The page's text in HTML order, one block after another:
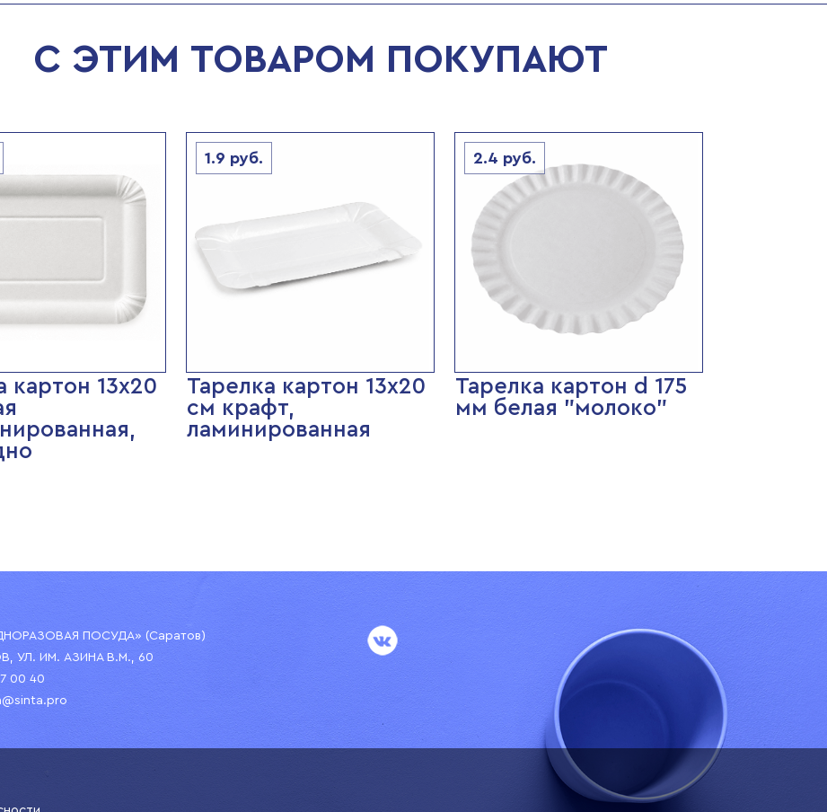
С ЭТИМ ТОВАРОМ ПОКУПАЮТ
картон 13х20
1.9 руб.
Тарелка картон 13х20
см крафт,
ламинированная
2.4 руб.
Тарелка картон d 175
мм белая "молоко"
ПОСУДА» (Саратов)
УЛ. ИМ. АЗИНА В.М., 60
00 40